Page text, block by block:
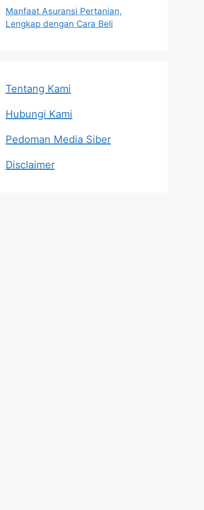
Manfaat Asuransi Pertanian,
Lengkap dengan Cara Beli
Tentang Kami
Hubungi Kami
Pedoman Media Siber
Disclaimer